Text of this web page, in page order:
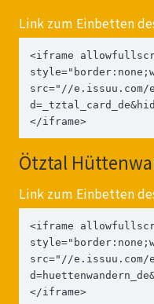
Link zum Einbetten
<iframe
src="//e.issuu.com/
</iframe>
Ötztal
Link zum Einbetten
<iframe
src="//e.issuu.com/
</iframe>